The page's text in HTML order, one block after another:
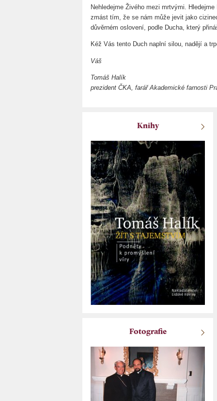
Nehledejme Živého mezi mrtvými.
zmást tím, že se nám může jevit jako
důvěrném oslovení, podle Ducha, který
Kéž Vás tento Duch naplní silou, nadějí a
Váš
Tomáš Halík
prezident ČKA, farář Akademické farnosti
Knihy
Fotografie